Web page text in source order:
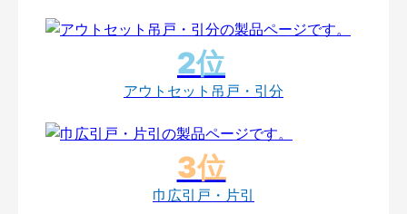
アウトセット吊戸・引分
巾広引戸・片引